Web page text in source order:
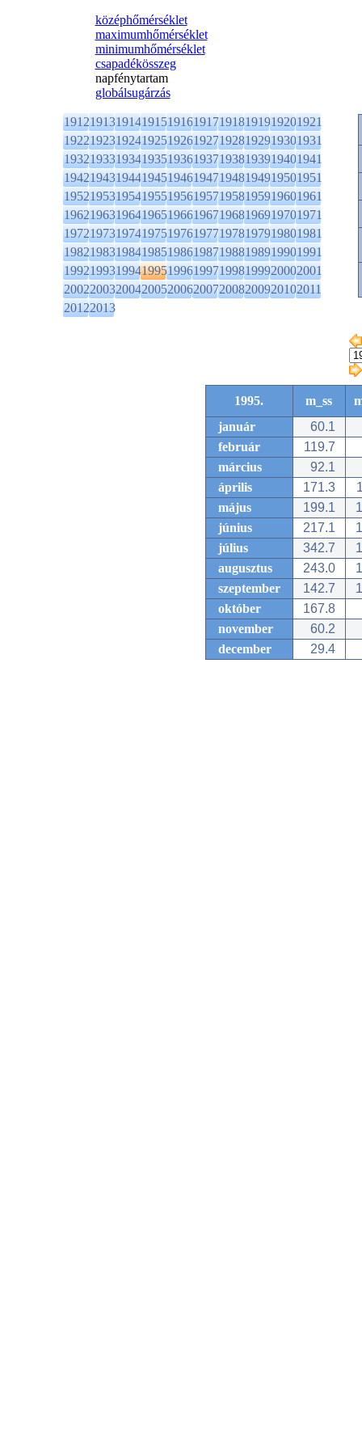
középhőmérséklet
maximumhőmérséklet
minimumhőmérséklet
csapadékösszeg
napfénytartam
globálsugárzás
1912191319141915191619171918191919201921
1922192319241925192619271928192919301931
1932193319341935193619371938193919401941
1942194319441945194619471948194919501951
1952195319541955195619571958195919601961
1962196319641965196619671968196919701971
1972197319741975197619771978197919801981
1982198319841985198619871988198919901991
1992199319941995199619971998199920002001
2002200320042005200620072008200920102011
20122013
1995. m_ss
január
60.1
február
119.7
március
92.1
április
171.3
május
199.1
június
217.1
július
342.7
augusztus
243.0
szeptember
142.7
október
167.8
november
60.2
december
29.4